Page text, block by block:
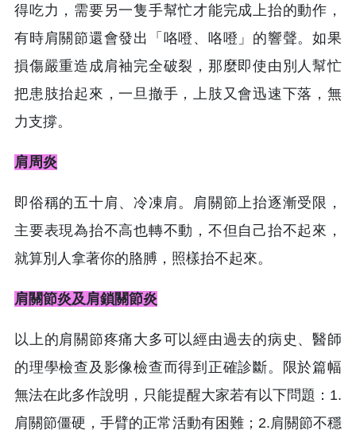
得吃力，需要另一隻手幫忙才能完成上抬的動作，
有時肩關節還會發出「咯噔、咯噔」的響聲。如果
損傷嚴重造成肩袖完全破裂，那麼即使由別人幫忙
把患肢抬起來，一旦撤手，上肢又會迅速下落，無
力支撐。
肩周炎
即俗稱的五十肩、冷凍肩。肩關節上抬逐漸受限，
主要表現為抬不高也轉不動，不但自己抬不起來，
就算別人拿著你的胳膊，照樣抬不起來。
肩關節炎及肩鎖關節炎
以上的肩關節疼痛大多可以經由過去的病史、醫師
的理學檢查及影像檢查而得到正確診斷。限於篇幅
無法在此多作說明，只能提醒大家若有以下問題：1.
肩關節僵硬，手臂的正常活動有困難；2.肩關節不穩